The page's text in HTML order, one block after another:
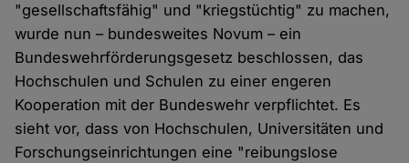
"gesellschaftsfähig" und "kriegstüchtig" zu machen,
wurde nun – bundesweites Novum – ein
Bundeswehrförderungsgesetz beschlossen, das
Hochschulen und Schulen zu einer engeren
Kooperation mit der Bundeswehr verpflichtet. Es
sieht vor, dass von Hochschulen, Universitäten und
Forschungseinrichtungen eine "reibungslose